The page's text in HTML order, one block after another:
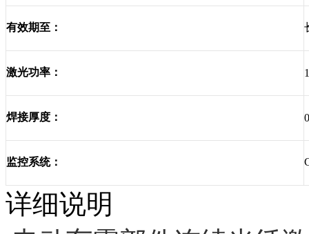
有效期至：
激光功率：
焊接厚度：
监控系统：
详细说明